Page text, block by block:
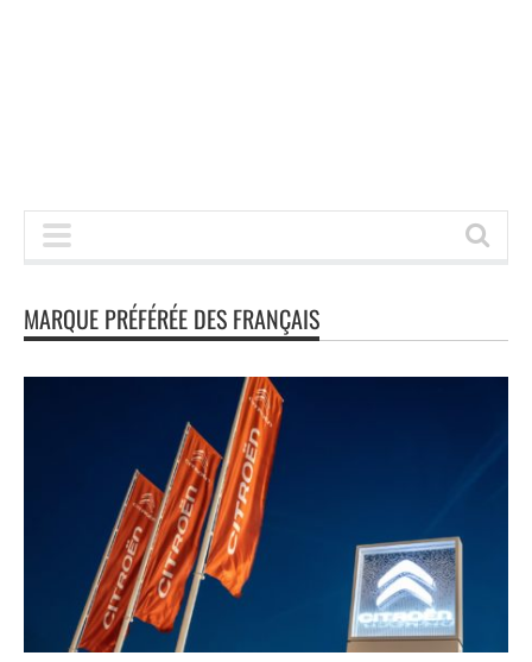
MARQUE PRÉFÉRÉE DES FRANÇAIS